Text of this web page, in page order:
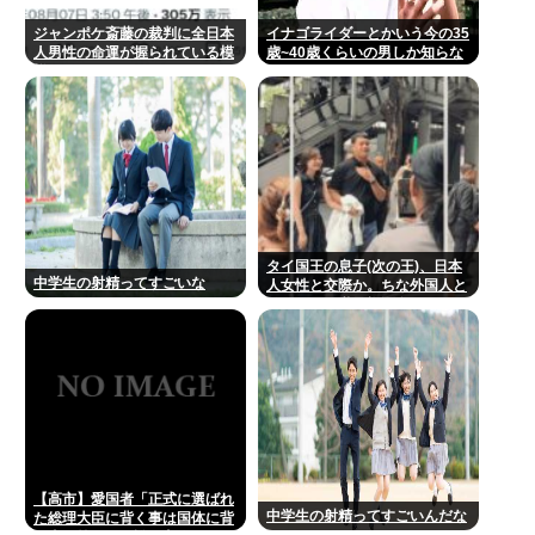
ジャンポケ斎藤の裁判に全日本
人男性の命運が握られている模
イナゴライダーとかいう今の35
歳~40歳くらいの男しか知らな
中学生の射精ってすごいな
タイ国王の息子(次の王)、日本
人女性と交際か。ちな外国人と
【高市】愛国者「正式に選ばれ
た総理大臣に背く事は国体に背
中学生の射精ってすごいんだな